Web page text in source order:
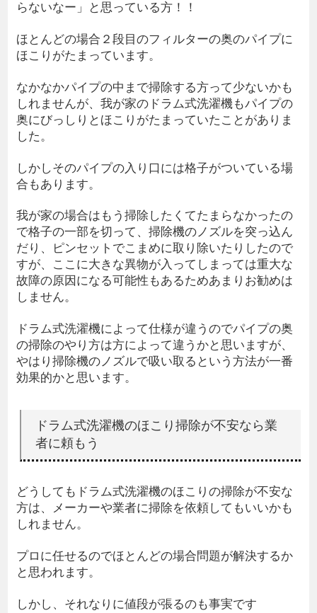
らないなー」と思っている方！！
ほとんどの場合２段目のフィルターの奥のパイプに
ほこりがたまっています。
なかなかパイプの中まで掃除する方って少ないかも
しれませんが、我が家のドラム式洗濯機もパイプの
奥にびっしりとほこりがたまっていたことがありま
した。
しかしそのパイプの入り口には格子がついている場
合もあります。
我が家の場合はもう掃除したくてたまらなかったの
で格子の一部を切って、掃除機のノズルを突っ込ん
だり、ピンセットでこまめに取り除いたりしたので
すが、ここに大きな異物が入ってしまっては重大な
故障の原因になる可能性もあるためあまりお勧めは
しません。
ドラム式洗濯機によって仕様が違うのでパイプの奥
の掃除のやり方は方によって違うかと思いますが、
やはり掃除機のノズルで吸い取るという方法が一番
効果的かと思います。
ドラム式洗濯機のほこり掃除が不安なら業
者に頼もう
どうしてもドラム式洗濯機のほこりの掃除が不安な
方は、メーカーや業者に掃除を依頼してもいいかも
しれません。
プロに任せるのでほとんどの場合問題が解決するか
と思われます。
しかし、それなりに値段が張るのも事実です